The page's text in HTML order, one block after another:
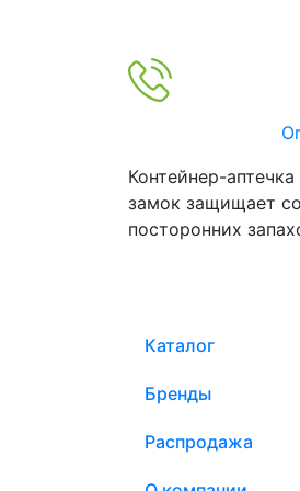
Контейнер-
замок защищает
посторонних
Каталог
Бренды
Распродажа